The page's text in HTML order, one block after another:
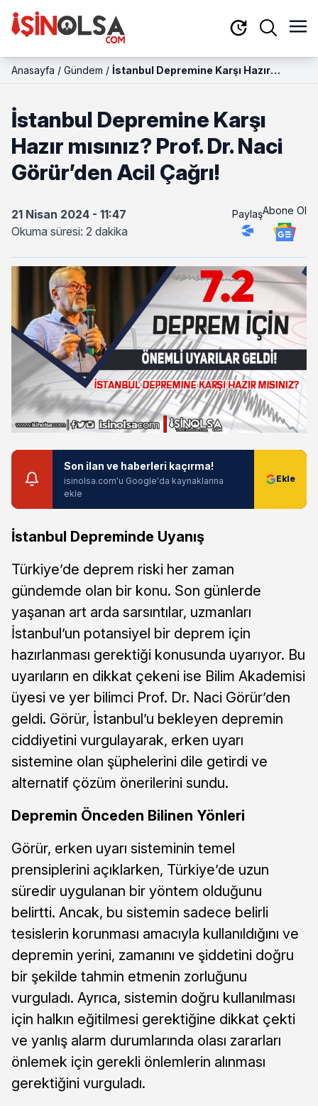
Anasayfa / Gündem / İstanbul Depremine Karşı Hazır
İstanbul Depremine Karşı
Hazır mısınız? Prof. Dr. Naci
Görür’den Acil Çağrı!
21 Nisan 2024 - 11:47
Okuma süresi: 2 dakika
PaylaşAbone Ol
Son ilan ve haberleri kaçırma!
isinolsa.com'u Google'da kaynaklarına
ekle
İstanbul Depreminde Uyanış
Türkiye’de deprem riski her zaman
gündemde olan bir konu. Son günlerde
yaşanan art arda sarsıntılar, uzmanları
İstanbul’un potansiyel bir deprem için
hazırlanması gerektiği konusunda uyarıyor. Bu
uyarıların en dikkat çekeni ise Bilim Akademisi
üyesi ve yer bilimci Prof. Dr. Naci Görür’den
geldi. Görür, İstanbul’u bekleyen depremin
ciddiyetini vurgulayarak, erken uyarı
sistemine olan şüphelerini dile getirdi ve
alternatif çözüm önerilerini sundu.
Depremin Önceden Bilinen Yönleri
Görür, erken uyarı sisteminin temel
prensiplerini açıklarken, Türkiye’de uzun
süredir uygulanan bir yöntem olduğunu
belirtti. Ancak, bu sistemin sadece belirli
tesislerin korunması amacıyla kullanıldığını ve
depremin yerini, zamanını ve şiddetini doğru
bir şekilde tahmin etmenin zorluğunu
vurguladı. Ayrıca, sistemin doğru kullanılması
için halkın eğitilmesi gerektiğine dikkat çekti
ve yanlış alarm durumlarında olası zararları
önlemek için gerekli önlemlerin alınması
gerektiğini vurguladı.